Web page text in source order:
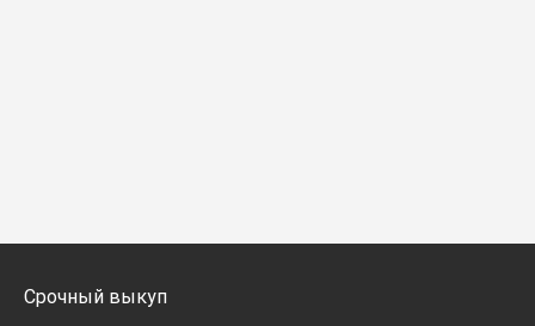
Срочный выкуп